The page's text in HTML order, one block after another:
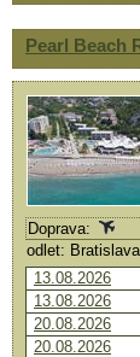
Pearl Beach
Doprava:
odlet: Bratislava
13.08.2026
13.08.2026
20.08.2026
20.08.2026